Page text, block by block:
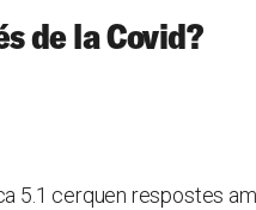
de la Covid?
5.1 cerquen respostes